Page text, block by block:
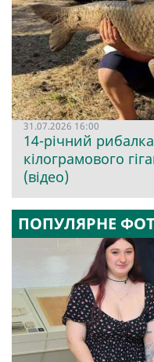
31.07.2026 16:00
14-річний
кілограмового
(відео)
ПОПУЛЯРНЕ